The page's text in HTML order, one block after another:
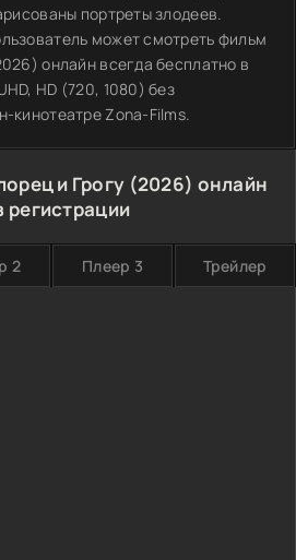
портреты злодеев.
может смотреть фильм
онлайн всегда бесплатно в
HD (720, 1080) без
кинотеатре Zona-Films.
и Грогу (2026) онлайн
регистрации
2 Плеер 3 Трейлер